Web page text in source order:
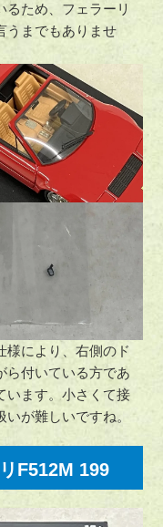
るため、フェラーリ
うまでもありませ
様により、右側のド
ら付いている方であ
います。小さくて接
が難しいですね。
F512M 199